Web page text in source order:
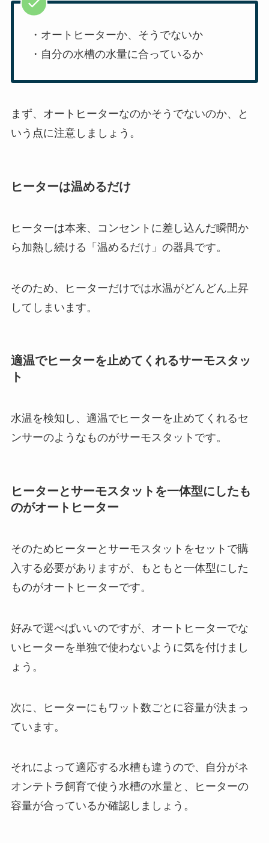
・オートヒーターか、そうでないか
・自分の水槽の水量に合っているか
まず、オートヒーターなのかそうでないのか、と
いう点に注意しましょう。
ヒーターは温めるだけ
ヒーターは本来、コンセントに差し込んだ瞬間か
ら加熱し続ける「温めるだけ」の器具です。
そのため、ヒーターだけでは水温がどんどん上昇
してしまいます。
適温でヒーターを止めてくれるサーモスタッ
ト
水温を検知し、適温でヒーターを止めてくれるセ
ンサーのようなものがサーモスタットです。
ヒーターとサーモスタットを一体型にしたも
のがオートヒーター
そのためヒーターとサーモスタットをセットで購
入する必要がありますが、もともと一体型にした
ものがオートヒーターです。
好みで選べばいいのですが、 オートヒーターでな
いヒーターを単独で使わないように気を付けまし
ょう。
次に、ヒーターにもワット数ごとに容量が決まっ
ています。
それによって適応する水槽も違うので、自分がネ
オンテトラ飼育で使う水槽の水量と、ヒーターの
容量が合っているか確認しましょう。